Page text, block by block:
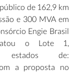
de 162,9 km
e 300 MVA em
Engie Brasil
o Lote 1,
estados de:
a proposta no